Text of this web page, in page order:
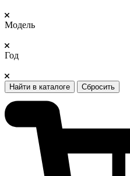
Модель
Год
Найти в каталоге Сбросить